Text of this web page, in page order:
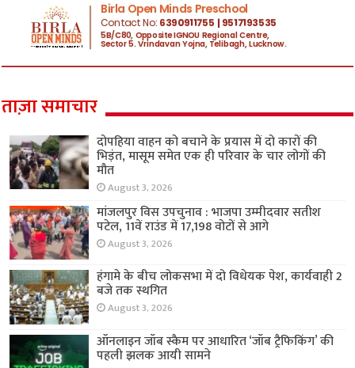
ताज़ा समाचार
दोपहिया वाहन को बचाने के प्रयास में दो कारों की
भिड़ंत, मासूम समेत एक ही परिवार के चार लोगों की
मौत
August 3, 2026
मांजलपुर विस उपचुनाव : भाजपा उम्मीदवार सतीश
पटेल, 11वें राउंड में 17,198 वोटों से आगे
August 3, 2026
हंगामे के बीच लोकसभा में दो विधेयक पेश, कार्यवाही 2
बजे तक स्थगित
August 3, 2026
ऑनलाइन जॉब स्कैम पर आधारित ‘जॉब ट्रैफिकिंग’ की
पहली झलक आयी सामने